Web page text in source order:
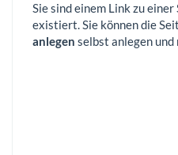
Sie sind einem Link zu
existiert. Sie können die
anlegen selbst anlegen